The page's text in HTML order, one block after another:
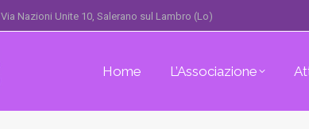
Via Nazioni Unite 10, Salerano sul Lambro (Lo)
Home L’Associazione